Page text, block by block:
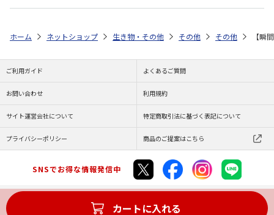
カートに入れる
ホーム ネットショップ 生き物・その他 その他 その他 【瞬
ご利用ガイド よくあるご質問
お問い合わせ 利用規約
サイト運営会社について 特定商取引法に基づく表記について
プライバシーポリシー 商品のご提案はこちら
SNSでお得な情報発信中